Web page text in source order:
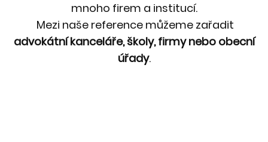
mnoho firem a institucí.
Mezi naše reference můžeme zařadit
advokátní kanceláře, školy, firmy nebo obecní
úřady.